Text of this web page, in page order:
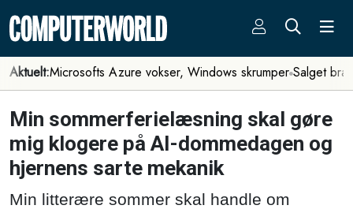
Aktuelt:Microsofts Azure vokser, Windows skrumper Salget
Min sommerferielæsning skal gøre
mig klogere på AI-dommedagen og
hjernens sarte mekanik
Min litterære sommer skal handle om